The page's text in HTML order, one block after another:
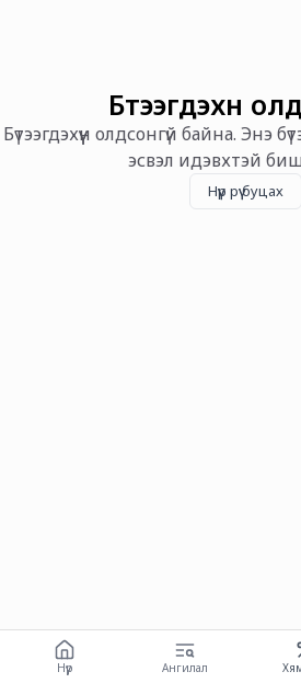
Бүтээгдэхүүн
Бүтээгдэхүүн олдсонгүй байна. Энэ
эсвэл идэвхтэй
Нүүр рүү буцах
Нүүр Ангилал